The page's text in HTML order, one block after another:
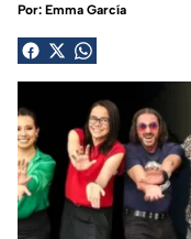
Por: Emma García